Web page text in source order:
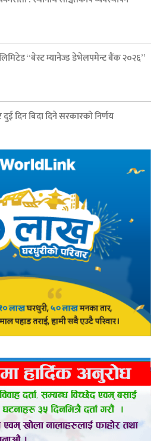
“बेस्ट म्यानेज्ड डेभेलपमेन्ट बैंक २०२६”
दिन बिदा दिने सरकारको निर्णय